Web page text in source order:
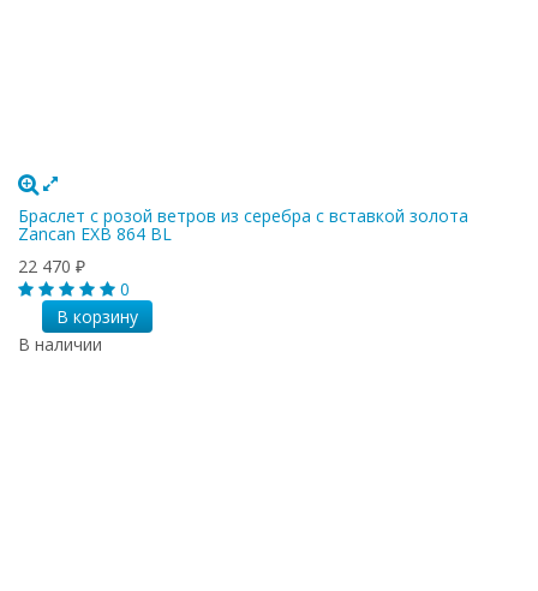
Браслет с розой ветров из серебра с вставкой золота
Zancan EXB 864 BL
22 470 ₽
0
В корзину
В наличии